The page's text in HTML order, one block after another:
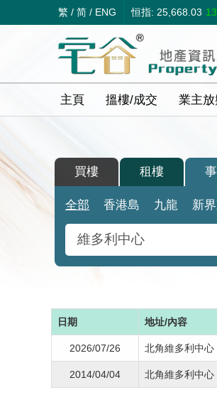
繁 / 简 / ENG 恒指: 25,668.03
主頁 搵樓/成交 業主放
買樓 租樓
全部 香港島 九龍 新
日期 地址/內容
2026/07/26 北角維多利中心
2014/04/04 北角維多利中心